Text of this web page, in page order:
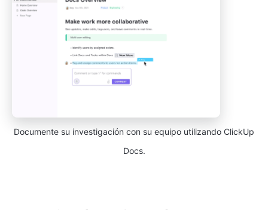
Documente su investigación con su equipo utilizando ClickUp
Docs.